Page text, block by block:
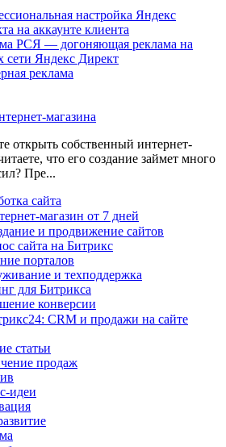
настройка Яндекс
на аккаунте клиента
РСЯ — догоняющая реклама на
сети Яндекс Директ
реклама
магазина
открыть собственный интернет-
что его создание займет много
Пре...
сайта
магазин от 7 дней
и продвижение сайтов
сайта на Битрикс
порталов
и техподдержка
для Битрикса
конверсии
CRM и продажи на сайте
статьи
продаж
идеи